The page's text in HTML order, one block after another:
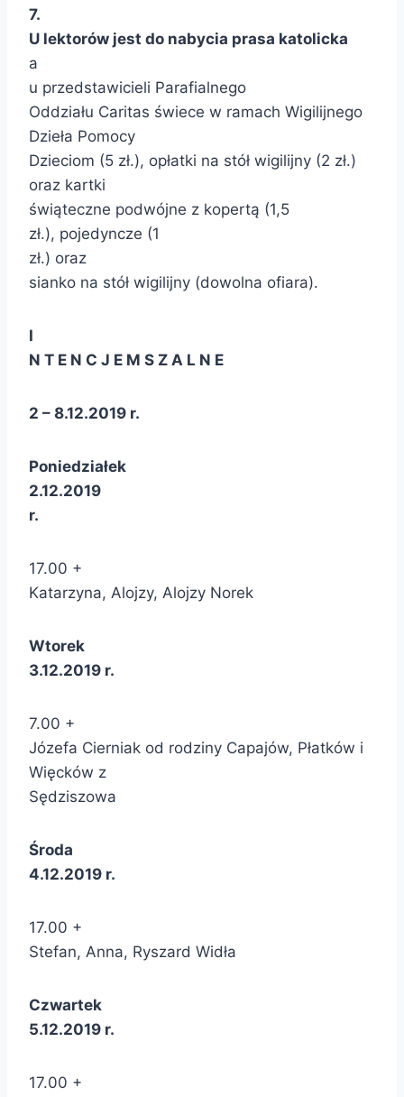
7.
U lektorów jest do nabycia prasa katolicka
a
u przedstawicieli Parafialnego
Oddziału Caritas świece w ramach Wigilijnego
Dzieła Pomocy
Dzieciom (5 zł.), opłatki na stół wigilijny (2 zł.)
oraz kartki
świąteczne podwójne z kopertą (1,5
zł.), pojedyncze (1
zł.) oraz
sianko na stół wigilijny (dowolna ofiara).
I
N T E N C J E M S Z A L N E
2 – 8.12.2019 r.
Poniedziałek
2.12.2019
r.
17.00 +
Katarzyna, Alojzy, Alojzy Norek
Wtorek
3.12.2019 r.
7.00 +
Józefa Cierniak od rodziny Capajów, Płatków i
Więcków z
Sędziszowa
Środa
4.12.2019 r.
17.00 +
Stefan, Anna, Ryszard Widła
Czwartek
5.12.2019 r.
17.00 +